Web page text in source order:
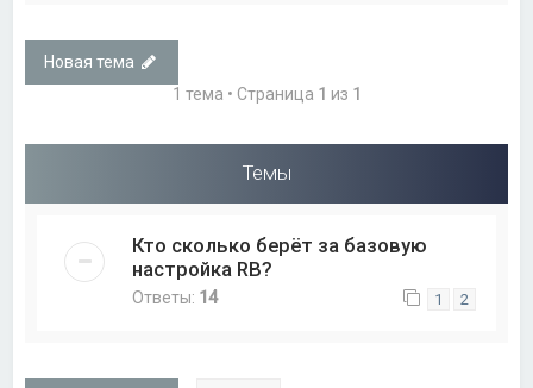
Новая тема
1 тема • Страница 1 из 1
Темы
Кто сколько берёт за базовую
настройка RB?
Ответы: 14 1 2